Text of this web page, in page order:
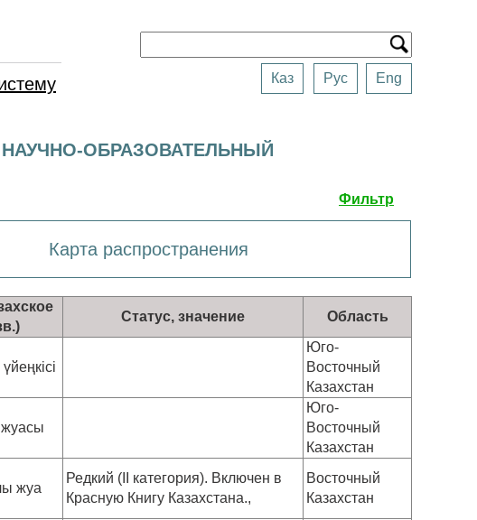
Каз Рус Eng
НАУЧНО-ОБРАЗОВАТЕЛЬНЫЙ
Фильтр
Карта распространения
Статус, значение Область
Юго-
Восточный
Казахстан
Юго-
Восточный
Казахстан
жуа
Редкий (II категория). Включен в
Красную Книгу Казахстана.,
Восточный
Казахстан